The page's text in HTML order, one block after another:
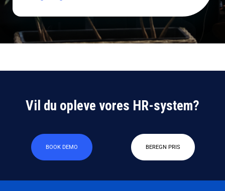
Vil du opleve vores HR-system?
BOOK DEMO BEREGN PRIS